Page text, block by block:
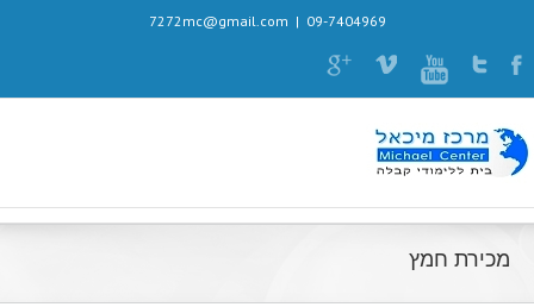
09-7404969
|
7272mc@gmail.com
מכירת חמץ